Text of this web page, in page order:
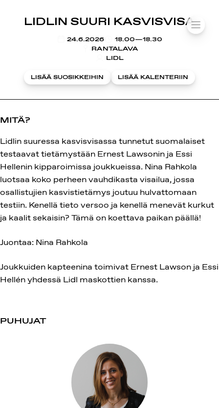
LIDLIN SUURI KASVISVISA
24.6.2026
KLO
18.00—18.30
RANTALAVA
LIDL
LISÄÄ SUOSIKKEIHIN LISÄÄ KALENTERIIN
MITÄ?
Lidlin suuressa kasvisvisassa tunnetut suomalaiset
testaavat tietämystään Ernest Lawsonin ja Essi
Hellenin kipparoimissa joukkueissa. Nina Rahkola
luotsaa koko perheen vauhdikasta visailua, jossa
osallistujien kasvistietämys joutuu hulvattomaan
testiin. Kenellä tieto versoo ja kenellä menevät kurkut
ja kaalit sekaisin? Tämä on koettava paikan päällä!
Juontaa: Nina Rahkola
Joukkuiden kapteenina toimivat Ernest Lawson ja Essi
Hellén yhdessä Lidl maskottien kanssa.
PUHUJAT